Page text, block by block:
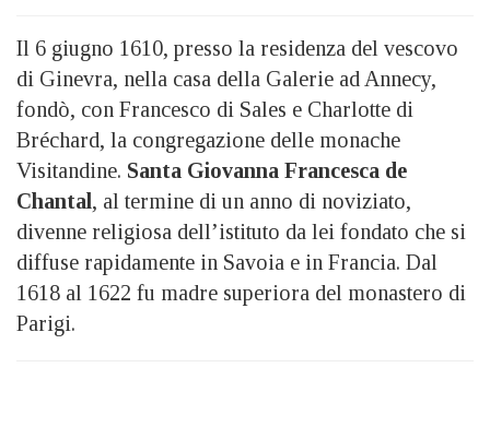
Il 6 giugno 1610, presso la residenza del vescovo
di Ginevra, nella casa della Galerie ad Annecy,
fondò, con Francesco di Sales e Charlotte di
Bréchard, la congregazione delle monache
Visitandine. Santa Giovanna Francesca de
Chantal , al termine di un anno di noviziato,
divenne religiosa dell’istituto da lei fondato che si
diffuse rapidamente in Savoia e in Francia. Dal
1618 al 1622 fu madre superiora del monastero di
Parigi.